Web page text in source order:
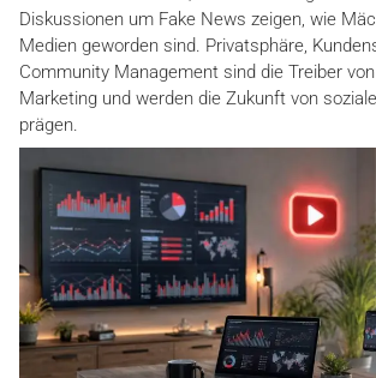
Diskussionen um Fake News zeigen, wie
Medien geworden sind. Privatsphäre,
Community Management sind die Treiber
Marketing und werden die Zukunft von
prägen.